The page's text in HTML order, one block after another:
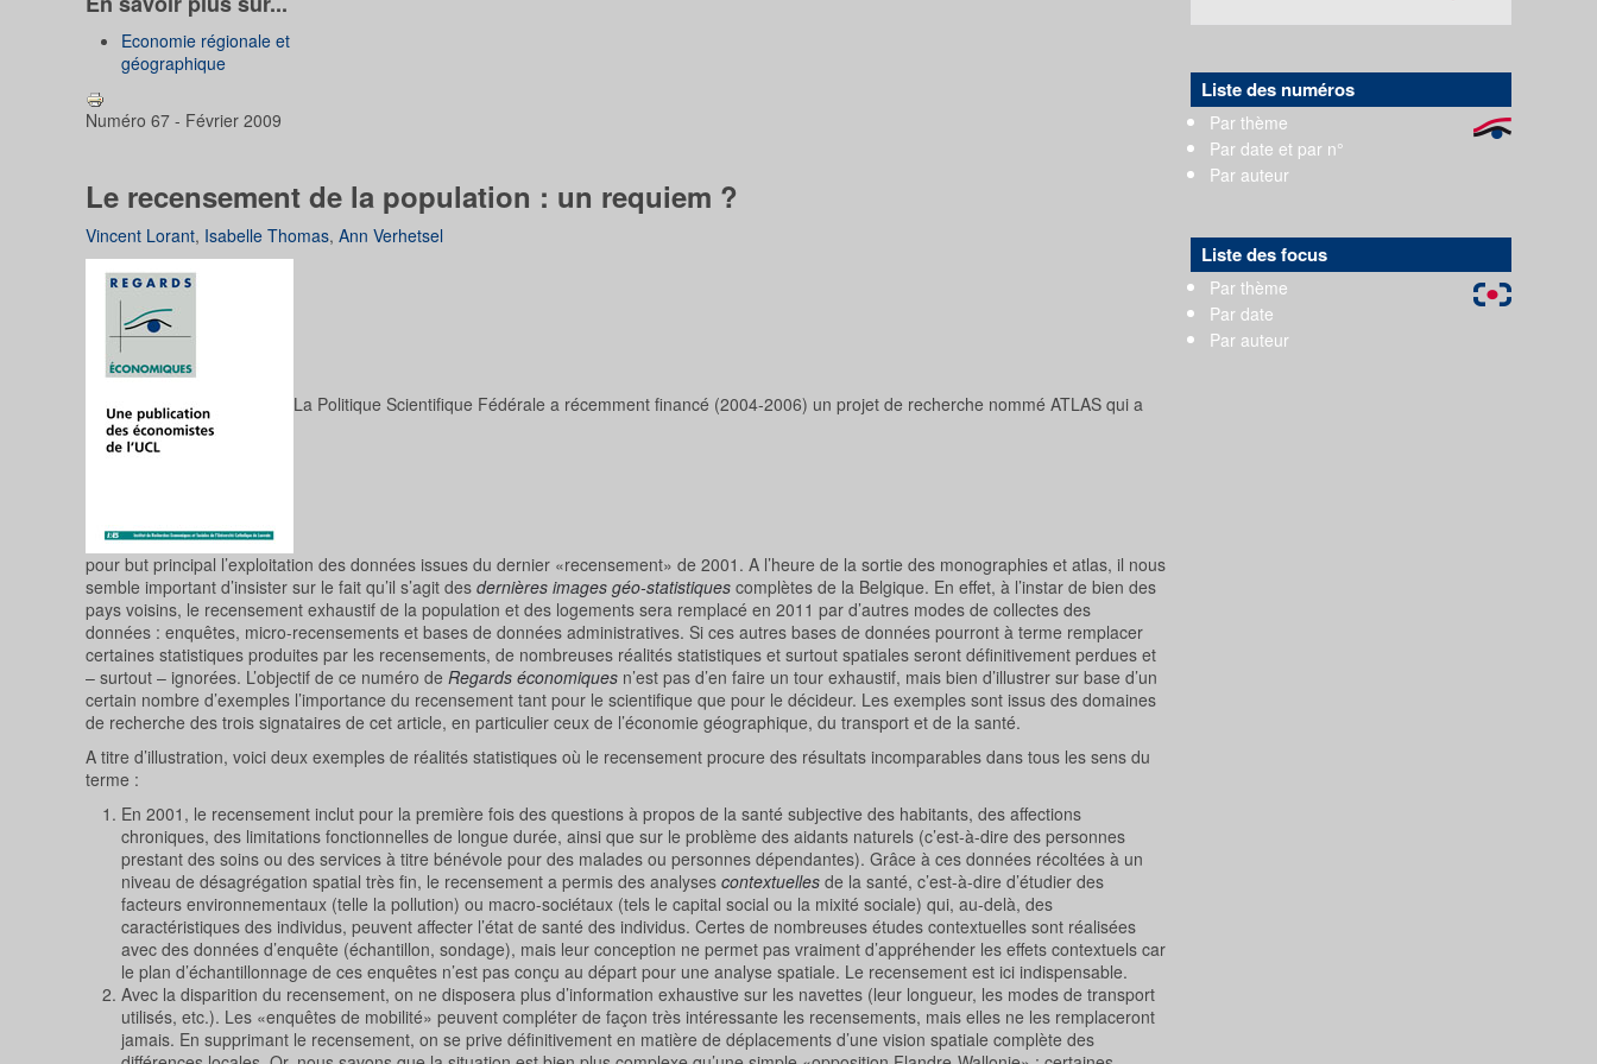
Economie régionale et
géographique
Numéro 67 - Février 2009
Le recensement de la population : un requiem ?
Vincent Lorant, Isabelle Thomas, Ann Verhetsel
La Politique Scientifique Fédérale a récemment financé (2004-2006) un projet de recherche nommé ATLAS qui a
pour but principal l’exploitation des données issues du dernier «recensement» de 2001. A l’heure de la sortie des monographies et atlas, il nous
semble important d’insister sur le fait qu’il s’agit des dernières images géo-statistiques complètes de la Belgique. En effet, à l’instar de bien des
pays voisins, le recensement exhaustif de la population et des logements sera remplacé en 2011 par d’autres modes de collectes des
données : enquêtes, micro-recensements et bases de données administratives. Si ces autres bases de données pourront à terme remplacer
certaines statistiques produites par les recensements, de nombreuses réalités statistiques et surtout spatiales seront définitivement perdues et
– surtout – ignorées. L’objectif de ce numéro de Regards économiques n’est pas d’en faire un tour exhaustif, mais bien d’illustrer sur base d’un
certain nombre d’exemples l’importance du recensement tant pour le scientifique que pour le décideur. Les exemples sont issus des domaines
de recherche des trois signataires de cet article, en particulier ceux de l’économie géographique, du transport et de la santé.
A titre d’illustration, voici deux exemples de réalités statistiques où le recensement procure des résultats incomparables dans tous les sens du
terme :
En 2001, le recensement inclut pour la première fois des questions à propos de la santé subjective des habitants, des affections
chroniques, des limitations fonctionnelles de longue durée, ainsi que sur le problème des aidants naturels (c’est-à-dire des personnes
prestant des soins ou des services à titre bénévole pour des malades ou personnes dépendantes). Grâce à ces données récoltées à un
niveau de désagrégation spatial très fin, le recensement a permis des analyses contextuelles de la santé, c’est-à-dire d’étudier des
facteurs environnementaux (telle la pollution) ou macro-sociétaux (tels le capital social ou la mixité sociale) qui, au-delà, des
caractéristiques des individus, peuvent affecter l’état de santé des individus. Certes de nombreuses études contextuelles sont réalisées
avec des données d’enquête (échantillon, sondage), mais leur conception ne permet pas vraiment d’appréhender les effets contextuels car
le plan d’échantillonnage de ces enquêtes n’est pas conçu au départ pour une analyse spatiale. Le recensement est ici indispensable.
Avec la disparition du recensement, on ne disposera plus d’information exhaustive sur les navettes (leur longueur, les modes de transport
utilisés, etc.). Les «enquêtes de mobilité» peuvent compléter de façon très intéressante les recensements, mais elles ne les remplaceront
jamais. En supprimant le recensement, on se prive définitivement en matière de déplacements d’une vision spatiale complète des
Liste des numéros
Par thème
Par date et par n°
Par auteur
Liste des focus
Par thème
Par date
Par auteur